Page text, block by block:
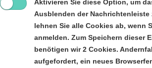
Aktivieren Sie diese Option, um
Ausblenden der Nachrichtenleiste
lehnen Sie alle Cookies ab, wenn
anmelden. Zum Speichern dieser
benötigen wir 2 Cookies.
aufgefordert, ein neues